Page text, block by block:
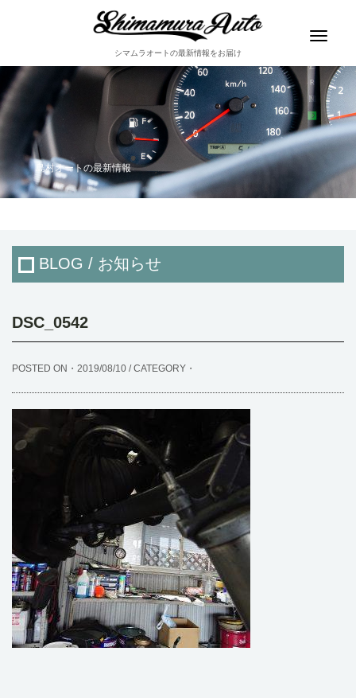
シマムラオートの最新情報をお届け
Toggle
島村オートの最新情報
BLOG / お知らせ
DSC_0542
POSTED ON・2019/08/10 / CATEGORY・